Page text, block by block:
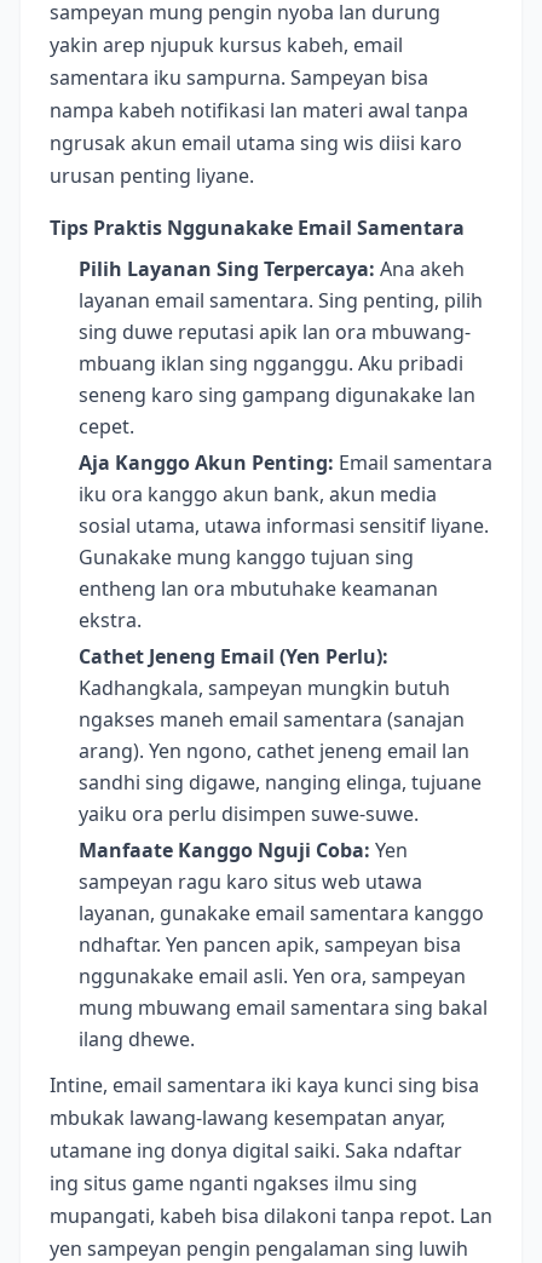
sampeyan mung pengin nyoba lan durung
yakin arep njupuk kursus kabeh, email
samentara iku sampurna. Sampeyan bisa
nampa kabeh notifikasi lan materi awal tanpa
ngrusak akun email utama sing wis diisi karo
urusan penting liyane.
Tips Praktis Nggunakake Email Samentara
Pilih Layanan Sing Terpercaya: Ana akeh
layanan email samentara. Sing penting, pilih
sing duwe reputasi apik lan ora mbuwang-
mbuang iklan sing ngganggu. Aku pribadi
seneng karo sing gampang digunakake lan
cepet.
Aja Kanggo Akun Penting: Email samentara
iku ora kanggo akun bank, akun media
sosial utama, utawa informasi sensitif liyane.
Gunakake mung kanggo tujuan sing
entheng lan ora mbutuhake keamanan
ekstra.
Cathet Jeneng Email (Yen Perlu):
Kadhangkala, sampeyan mungkin butuh
ngakses maneh email samentara (sanajan
arang). Yen ngono, cathet jeneng email lan
sandhi sing digawe, nanging elinga, tujuane
yaiku ora perlu disimpen suwe-suwe.
Manfaate Kanggo Nguji Coba: Yen
sampeyan ragu karo situs web utawa
layanan, gunakake email samentara kanggo
ndhaftar. Yen pancen apik, sampeyan bisa
nggunakake email asli. Yen ora, sampeyan
mung mbuwang email samentara sing bakal
ilang dhewe.
Intine, email samentara iki kaya kunci sing bisa
mbukak lawang-lawang kesempatan anyar,
utamane ing donya digital saiki. Saka ndaftar
ing situs game nganti ngakses ilmu sing
mupangati, kabeh bisa dilakoni tanpa repot. Lan
yen sampeyan pengin pengalaman sing luwih